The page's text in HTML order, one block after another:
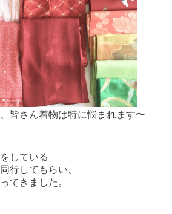
皆さん着物は特に悩まれます〜
している
行してもらい、
てきました。